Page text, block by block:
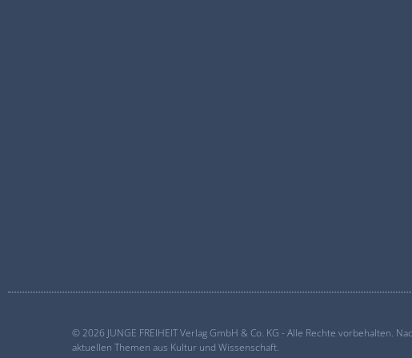
© 2026 JUNGE FREIHEIT Verlag GmbH & Co. KG - Alle Rechte vorbehalten.
aktuellen Themen aus Kultur und Wissenschaft.